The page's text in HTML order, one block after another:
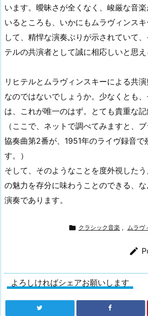
います。曖昧さが全くなく、峻厳な音
いるところも、いかにもムラヴィンス
して、精悍な演奏ぶりが示されていて
テルの共演者として誠に相応しいと思え
リヒテルとムラヴィンスキーによる共
なのではないでしょうか。少なくとも
は、これが唯一のはず。とても貴重な記
（ここで、ネットで調べてみますと、
協奏曲第2番が、1951年のライヴ録音で
す。）
そして、そのようなことを度外視した
の魅力を存分に味わうことのできる、
演奏であります。
 クラシック音楽 , ムラヴ

よろしければシェアお願いします